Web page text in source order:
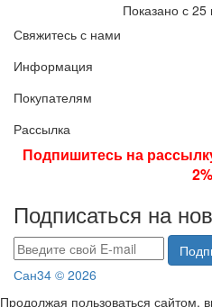
Показано с 25
Свяжитесь с нами
Информация
Покупателям
Рассылка
Подпишитесь на
2%
Подписаться на
Сан34 © 2026
Продолжая пользоваться сайтом,